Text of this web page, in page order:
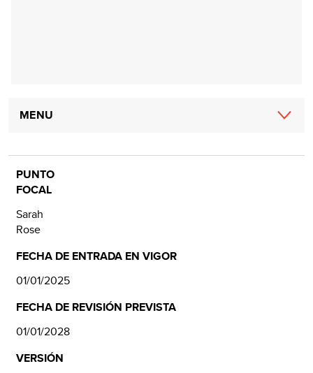
Main
MENU
PUNTO
FOCAL
Sarah
Rose
FECHA DE ENTRADA EN VIGOR
01/01/2025
FECHA DE REVISIÓN PREVISTA
01/01/2028
VERSIÓN